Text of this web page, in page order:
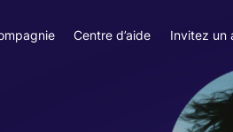
Centre d’aide Invitez un